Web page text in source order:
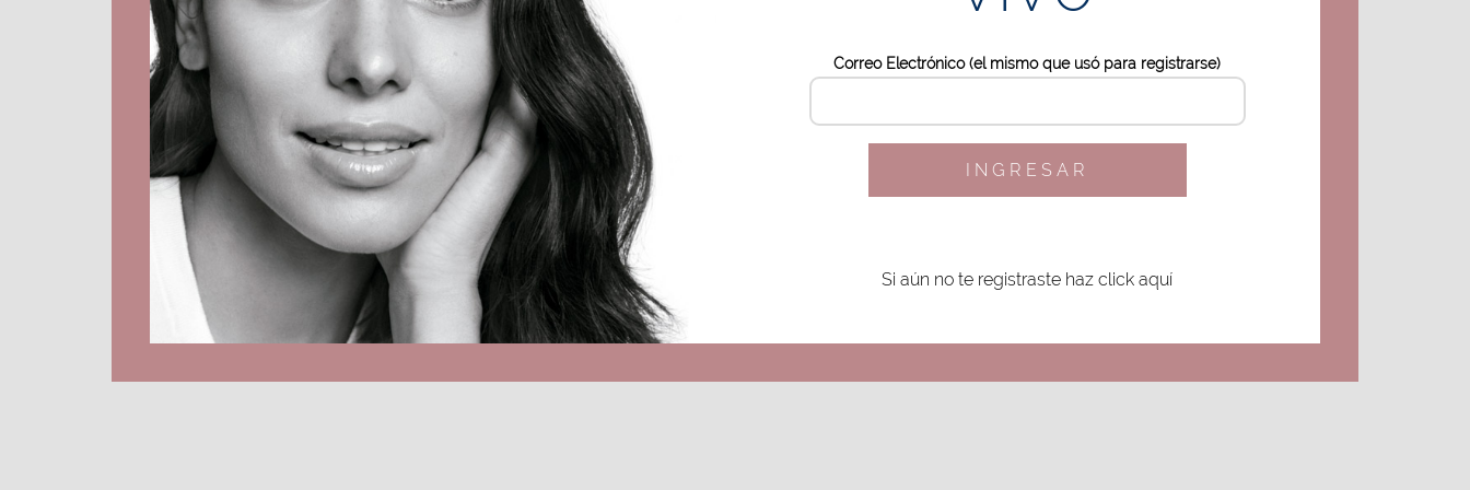
Correo Electrónico (el mismo que usó para registrarse)
INGRESAR
Si aún no te registraste haz click aquí